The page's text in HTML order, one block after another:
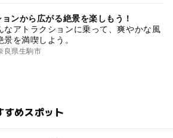
ンから広がる絶景を楽しもう！
なアトラクションに乗って、爽やかな風
景を満喫しよう。
良県生駒市
すめスポット